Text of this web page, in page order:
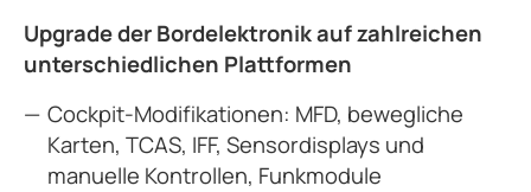
Upgrade der Bordelektronik auf zahlreichen
unterschiedlichen Plattformen
Cockpit-Modifikationen: MFD, bewegliche
Karten, TCAS, IFF, Sensordisplays und
manuelle Kontrollen, Funkmodule